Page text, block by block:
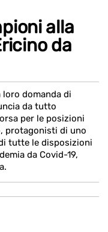
alla
da
domanda di
da tutto
per le posizioni
protagonisti di uno
tutte le disposizioni
da Covid-19,